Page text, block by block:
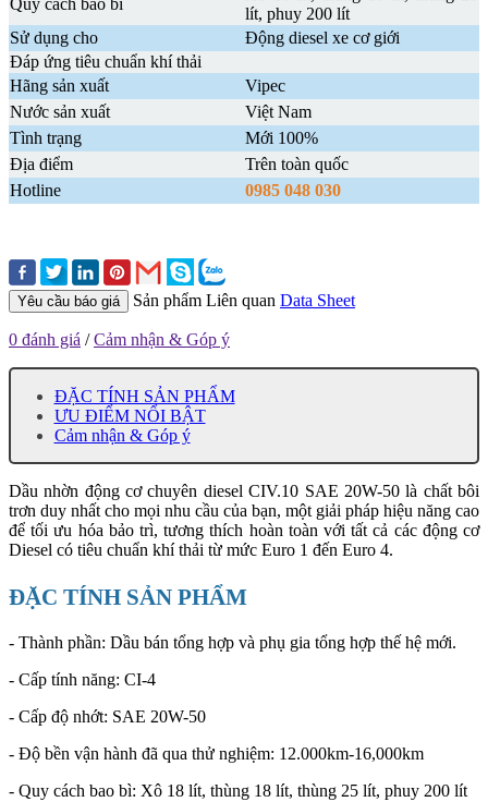
Quy cách bao bì
lít, phuy 200 lít
Sử dụng cho
Động diesel xe cơ giới
Đáp ứng tiêu chuẩn khí thải
Hãng sản xuất
Vipec
Nước sản xuất
Việt Nam
Tình trạng
Mới 100%
Địa điểm
Trên toàn quốc
Hotline
0985 048 030
Yêu cầu báo giá Sản phẩm Liên quan Data Sheet
0 đánh giá /Cảm nhận & Góp ý
ĐẶC TÍNH SẢN PHẨM
ƯU ĐIỂM NỔI BẬT
Cảm nhận & Góp ý
Dầu nhờn động cơ chuyên diesel CIV.10 SAE 20W-50 là chất bôi
trơn duy nhất cho mọi nhu cầu của bạn, một giải pháp hiệu năng cao
để tối ưu hóa bảo trì, tương thích hoàn toàn với tất cả các động cơ
Diesel có tiêu chuẩn khí thải từ mức Euro 1 đến Euro 4.
ĐẶC TÍNH SẢN PHẨM
- Thành phần: Dầu bán tổng hợp và phụ gia tổng hợ​p thế hệ mới.
- Cấp tính năng: CI-4
- Cấp độ nhớt: SAE 20W-50
- Độ bền vận hành đã qua thử nghiệm: 12.000km-16,000km
- Quy cách bao bì: Xô 18 lít, thùng 18 lít, thùng 25 lít, phuy 200 lít